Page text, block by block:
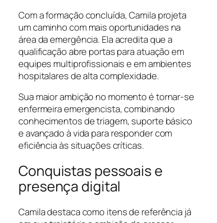
Com a formação concluída, Camila projeta
um caminho com mais oportunidades na
área da emergência. Ela acredita que a
qualificação abre portas para atuação em
equipes multiprofissionais e em ambientes
hospitalares de alta complexidade.
Sua maior ambição no momento é tornar-se
enfermeira emergencista, combinando
conhecimentos de triagem, suporte básico
e avançado à vida para responder com
eficiência às situações críticas.
Conquistas pessoais e
presença digital
Camila destaca como itens de referência já